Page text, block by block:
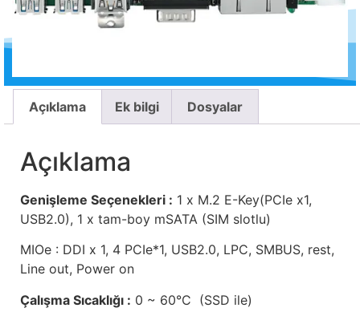
Açıklama Ek bilgi Dosyalar
Açıklama
Genişleme Seçenekleri : 1 x M.2 E-Key(PCIe x1,
USB2.0), 1 x tam-boy mSATA (SIM slotlu)
MIOe : DDI x 1, 4 PCIe*1, USB2.0, LPC, SMBUS, rest,
Line out, Power on
Çalışma Sıcaklığı : 0 ~ 60°C (SSD ile)